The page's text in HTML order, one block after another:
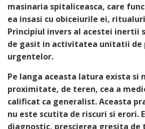
masinaria spitaliceasca, care
ea insasi cu obiceiurile ei,
Principiul invers al acestei inertii
de gasit in activitatea unitatii de
urgentelor.
Pe langa aceasta latura exista si
proximitate, de teren, cea a
calificat ca generalist. Aceasta
nu este scutita de riscuri si erori.
diagnostic, prescierea gresita